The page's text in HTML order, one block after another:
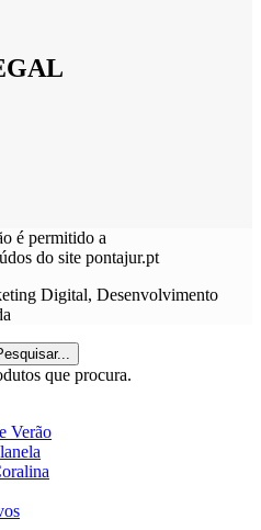
é permitido a
do site pontajur.pt
Digital, Desenvolvimento
que procura.
Verão